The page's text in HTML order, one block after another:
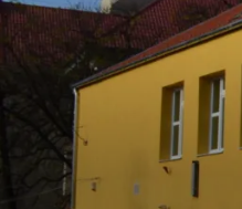
Tartalomhoz